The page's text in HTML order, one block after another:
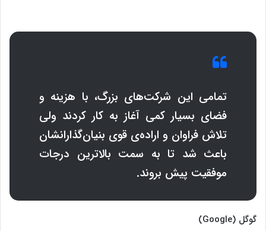
تمامی این شرکت‌های بزرگ، با هزینه و
فضای بسیار کمی آغاز به کار کردند ولی
تلاش فراوان و اراده‌ی قوی بنیان‌گذارانشان
باعث شد تا به سمت بالاترین درجات
موفقیت پیش بروند.
گوگل (Google)